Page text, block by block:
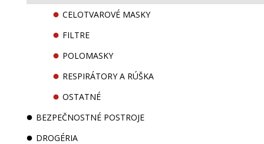
CELOTVAROVÉ MASKY
FILTRE
POLOMASKY
RESPIRÁTORY A RÚŠKA
OSTATNÉ
BEZPEČNOSTNÉ POSTROJE
DROGÉRIA